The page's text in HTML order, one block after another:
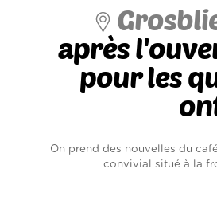
après
pour les
On prend des nouvelles du
convivial situé à la